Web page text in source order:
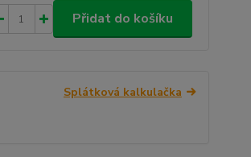
Přidat do košíku
Splátková kalkulačka